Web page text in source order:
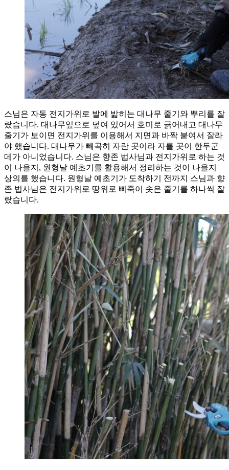
스님은 자동 전지가위로 발에 밟히는 대나무 줄기와 뿌리를 잘
랐습니다. 대나무잎으로 덮여 있어서 호미로 긁어내고 대나무
줄기가 보이면 전지가위를 이용해서 지면과 바짝 붙여서 잘라
야 했습니다. 대나무가 빼곡히 자란 곳이라 자를 곳이 한두군
데가 아니었습니다. 스님은 향존 법사님과 전지가위로 하는 것
이 나을지, 원형날 예초기를 활용해서 정리하는 것이 나을지
상의를 했습니다. 원형날 예초기가 도착하기 전까지 스님과 향
존 법사님은 전지가위로 땅위로 삐죽이 솟은 줄기를 하나씩 잘
랐습니다.